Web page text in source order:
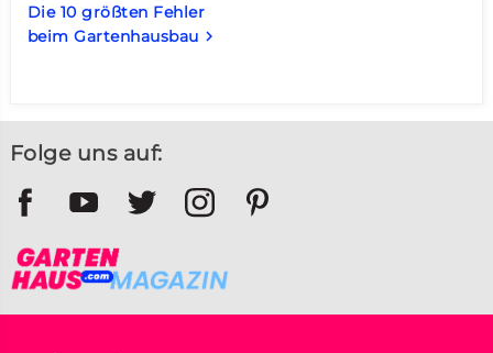
Die 10 größten Fehler
beim Gartenhausbau keyboard_arrow_right
Folge uns auf: